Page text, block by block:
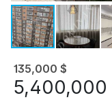
135,000 $
5,400,000